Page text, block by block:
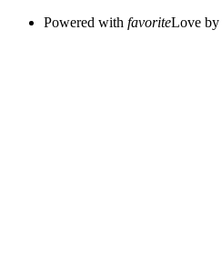
Powered with favoriteLove by